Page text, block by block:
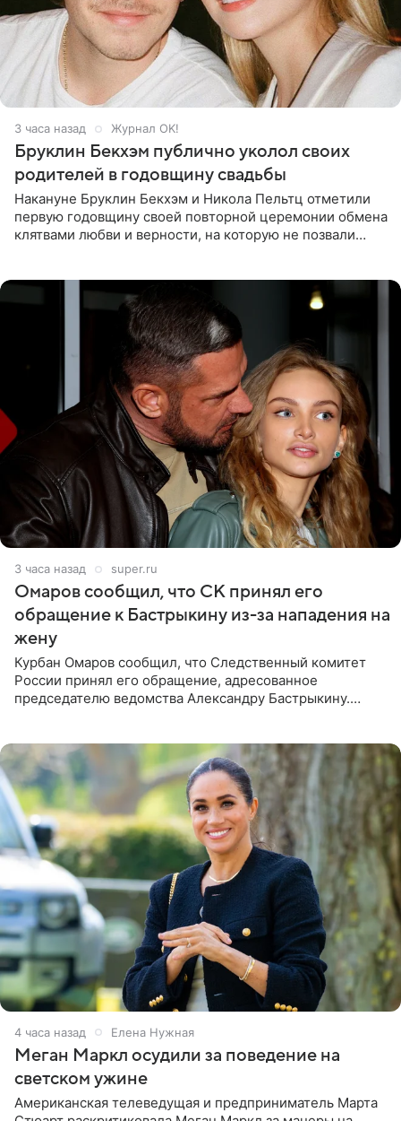
3 часа назад Журнал OK!
Бруклин Бекхэм публично уколол своих
родителей в годовщину свадьбы
Накануне Бруклин Бекхэм и Никола Пельтц отметили
первую годовщину своей повторной церемонии обмена
клятвами любви и верности, на которую не позвали
3 часа назад super.ru
Омаров сообщил, что СК принял его
обращение к Бастрыкину из-за нападения на
жену
Курбан Омаров сообщил, что Следственный комитет
России принял его обращение, адресованное
председателю ведомства Александру Бастрыкину.
4 часа назад Елена Нужная
Меган Маркл осудили за поведение на
светском ужине
Американская телеведущая и предприниматель Марта